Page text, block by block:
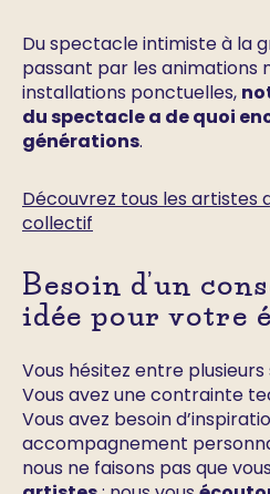
Du spectacle intimiste à la
passant par les animations
installations ponctuelles,
du spectacle a de quoi
générations.
Découvrez tous les artistes
collectif
Besoin d’un
idée pour votre
Vous hésitez entre plusieurs
Vous avez une contrainte
Vous avez besoin
accompagnement
nous ne faisons pas que vous